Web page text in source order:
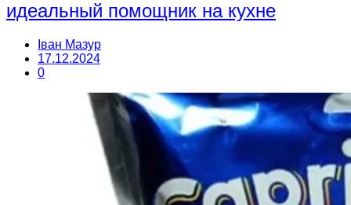
идеальный помощник на кухне
Іван Мазур
17.12.2024
0